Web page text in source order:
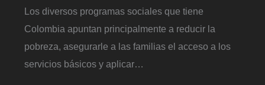
Los diversos programas sociales que tiene
Colombia apuntan principalmente a reducir la
pobreza, asegurarle a las familias el acceso a los
servicios básicos y aplicar…